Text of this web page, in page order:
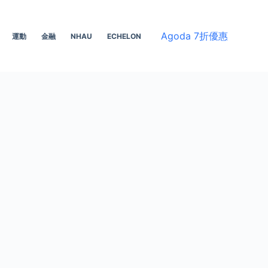
運動 金融 NHAU ECHELON Agoda 7折優惠